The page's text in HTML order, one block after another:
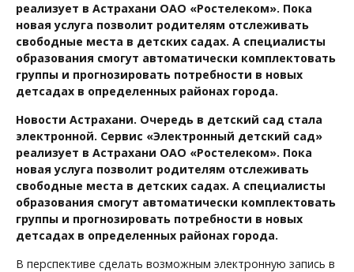
реализует в Астрахани ОАО «Ростелеком». Пока
новая услуга позволит родителям отслеживать
свободные места в детских садах. А специалисты
образования смогут автоматически комплектовать
группы и прогнозировать потребности в новых
детсадах в определенных районах города.
Новости Астрахани. Очередь в детский сад стала
электронной. Сервис «Электронный детский сад»
реализует в Астрахани ОАО «Ростелеком». Пока
новая услуга позволит родителям отслеживать
свободные места в детских садах. А специалисты
образования смогут автоматически комплектовать
группы и прогнозировать потребности в новых
детсадах в определенных районах города.
В перспективе сделать возможным электронную запись в